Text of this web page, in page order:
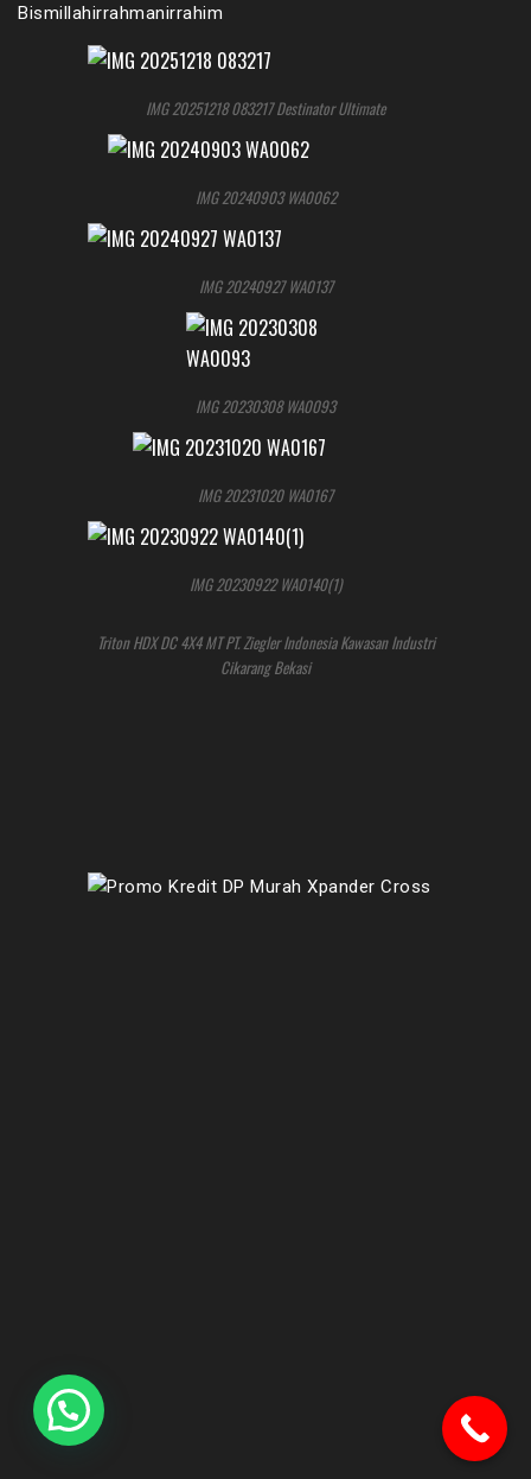
Bismillahirrahmanirrahim
IMG 20251218 083217 Destinator Ultimate
IMG 20240903 WA0062
IMG 20240927 WA0137
IMG 20230308 WA0093
IMG 20231020 WA0167
IMG 20230922 WA0140(1)
Triton HDX DC 4X4 MT PT. Ziegler Indonesia Kawasan Industri
Cikarang Bekasi